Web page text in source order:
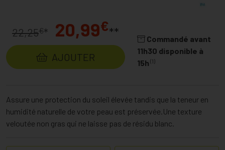
22,25€* 20,99€**
AJOUTER
Commandé avant
11h30 disponible à
15h (1)
Assure une protection du soleil élevée tandis que la teneur en
humidité naturelle de votre peau est préservée.Une texture
veloutée non gras qui ne laisse pas de résidu blanc.